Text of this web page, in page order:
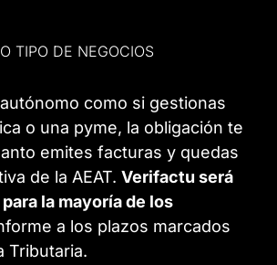
TIPO DE NEGOCIOS
como si gestionas
o una pyme, la obligación te
emites facturas y quedas
de la AEAT.Verifactu será
la mayoría de los
a los plazos marcados
Tributaria.